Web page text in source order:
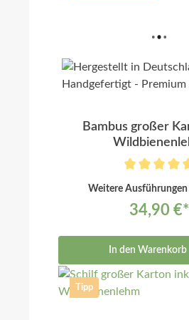
Bambus großer
Weitere
34,90 €*
In den Warenkorb
Tipp